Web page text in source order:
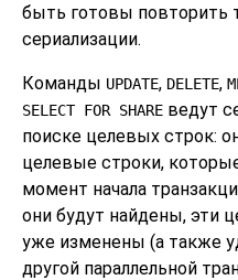
быть готовы повторить
сериализации.
Команды UPDATE, DELETE,
SELECT FOR SHARE ведут
поиске целевых строк:
целевые строки,
момент начала
они будут найдены, эти
уже изменены (а также
другой параллельной